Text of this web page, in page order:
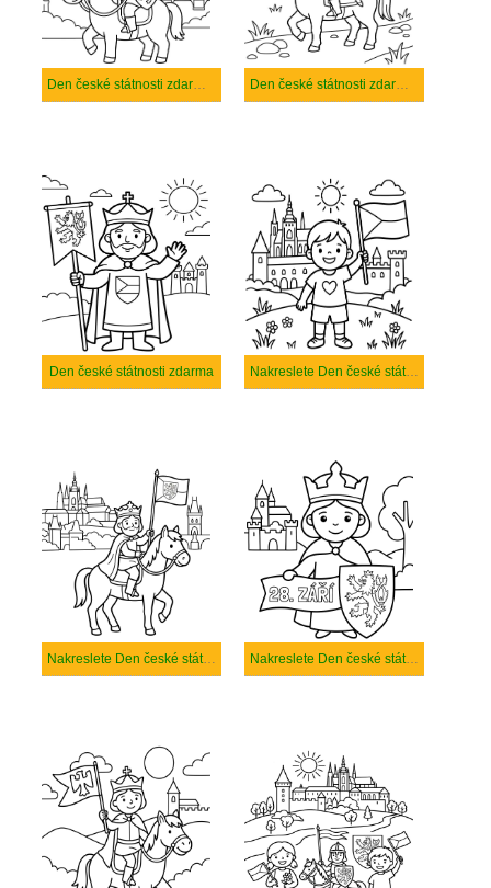
Den české státnosti zdarma základní tisknutelné Den české státnosti zdarma základní
Den české státnosti zdarma Nakreslete Den české státnosti k vytisknutí zdarma
Nakreslete Den české státnosti k vytisknutí Nakreslete Den české státnosti pro děti